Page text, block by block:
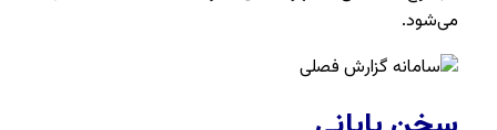
می‌شود.